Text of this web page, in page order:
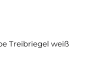
Treibriegel weiß